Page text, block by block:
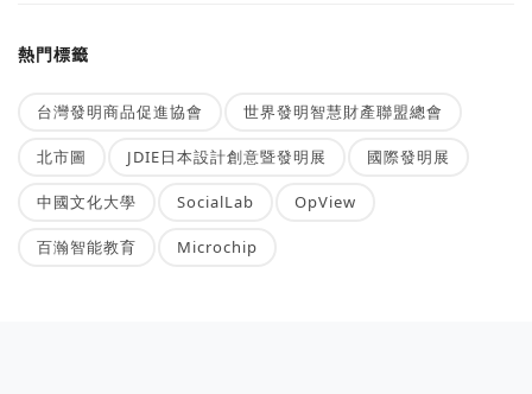
熱門標籤
台灣發明商品促進協會 世界發明智慧財產聯盟總會
北市圖 JDIE日本設計創意暨發明展 國際發明展
中國文化大學 SocialLab OpView
百瀚智能教育 Microchip